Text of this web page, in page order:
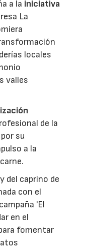
a la iniciativa
La
locales
valles
de la
su
a la
del caprino de
con el
'El
en el
fomentar